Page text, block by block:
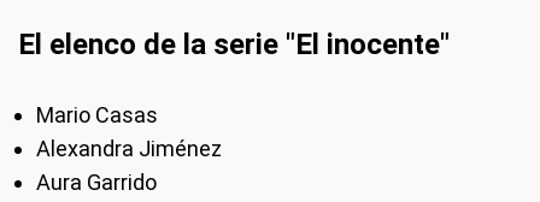
El elenco de la serie "El inocente"
Mario Casas
Alexandra Jiménez
Aura Garrido